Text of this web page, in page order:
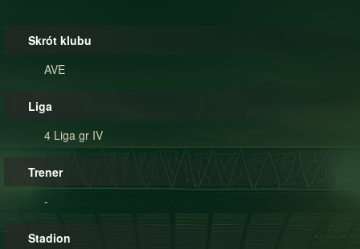
Skrót klubu
AVE
Liga
4 Liga gr IV
Trener
-
Stadion